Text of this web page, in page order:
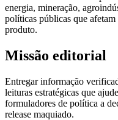
energia, mineração,
políticas públicas que
produto.
Missão editorial
Entregar informação
leituras estratégicas que
formuladores de política a
release maquiado.